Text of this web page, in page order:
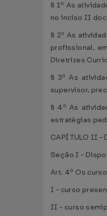
§ 1º As
no inciso II
§ 2º As
profissional,
Diretrizes
§ 3º As
supervisor,
§ 4º As
estratégias
CAPÍTULO II -
Seção I -
Art. 4º Os
I - curso
II - curso